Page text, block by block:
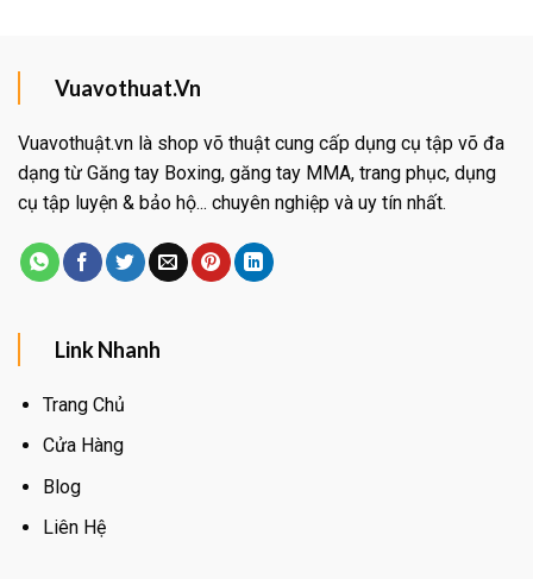
Vuavothuat.Vn
Vuavothuật.vn là shop võ thuật cung cấp dụng cụ tập võ đa
dạng từ Găng tay Boxing, găng tay MMA, trang phục, dụng
cụ tập luyện & bảo hộ... chuyên nghiệp và uy tín nhất.
Link Nhanh
Trang Chủ
Cửa Hàng
Blog
Liên Hệ